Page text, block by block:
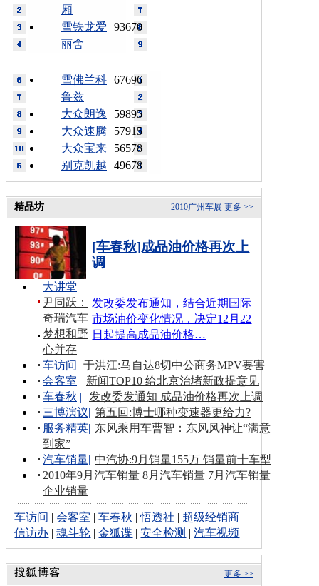
厢
93670
雪铁龙爱
丽舍
67696
雪佛兰科
鲁兹
59895
大众朗逸
57915
大众速腾
56578
大众宝来
49678
别克凯越
更多 >>
2010广州车展
精品坊
[车春秋]成品油价格再次上
调
发改委发布通知，结合近期国际
市场油价变化情况，决定12月22
日起提高成品油价格…
大讲堂|
尹同跃：
奇瑞汽车
梦想和野
心并存
车访间| 于洪江:马自达8切中公商务MPV要害
会客室|
新闻TOP10 给北京治堵新政提意见
车春秋 |
发改委发通知 成品油价格再次上调
三博演议| 第五回:博士哪种变速器更给力?
服务精英| 东风乘用车曹智：东风风神让“满意
到家”
汽车销量| 中汽协:9月销量155万 销量前十车型
2010年9月汽车销量 8月汽车销量 7月汽车销量
企业销量
车访间 |会客室 |车春秋 |悟透社 | 超级经销商
信访办 |魂斗轮 |金狐谍 |安全检测 |汽车视频
更多 >>